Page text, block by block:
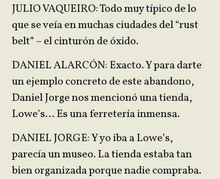
JULIO VAQUEIRO: Todo muy típico de lo
que se veía en muchas ciudades del “rust
belt” – el cinturón de óxido.
DANIEL ALARCÓN: Exacto. Y para darte
un ejemplo concreto de este abandono,
Daniel Jorge nos mencionó una tienda,
Lowe’s… Es una ferretería inmensa.
DANIEL JORGE: Y yo iba a Lowe’s,
parecía un museo. La tienda estaba tan
bien organizada porque nadie compraba.